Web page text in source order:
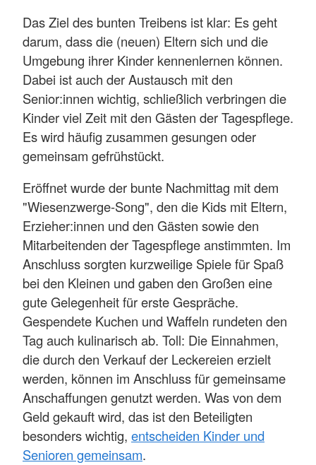
Das Ziel des bunten Treibens ist klar: Es geht
darum, dass die (neuen) Eltern sich und die
Umgebung ihrer Kinder kennenlernen können.
Dabei ist auch der Austausch mit den
Senior:innen wichtig, schließlich verbringen die
Kinder viel Zeit mit den Gästen der Tagespflege.
Es wird häufig zusammen gesungen oder
gemeinsam gefrühstückt.
Eröffnet wurde der bunte Nachmittag mit dem
"Wiesenzwerge-Song", den die Kids mit Eltern,
Erzieher:innen und den Gästen sowie den
Mitarbeitenden der Tagespflege anstimmten. Im
Anschluss sorgten kurzweilige Spiele für Spaß
bei den Kleinen und gaben den Großen eine
gute Gelegenheit für erste Gespräche.
Gespendete Kuchen und Waffeln rundeten den
Tag auch kulinarisch ab. Toll: Die Einnahmen,
die durch den Verkauf der Leckereien erzielt
werden, können im Anschluss für gemeinsame
Anschaffungen genutzt werden. Was von dem
Geld gekauft wird, das ist den Beteiligten
besonders wichtig, entscheiden Kinder und
Senioren gemeinsam.